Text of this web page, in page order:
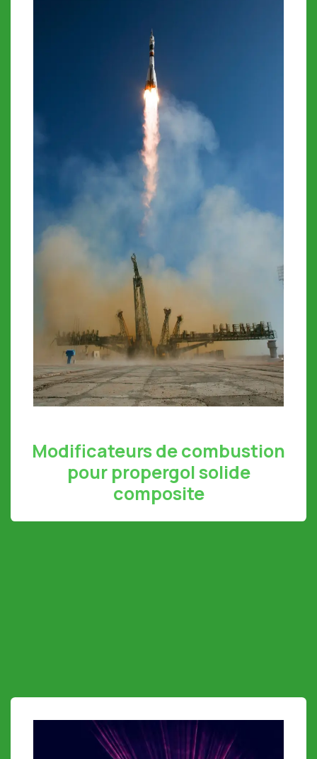
Modificateurs de combustion
pour propergol solide
composite